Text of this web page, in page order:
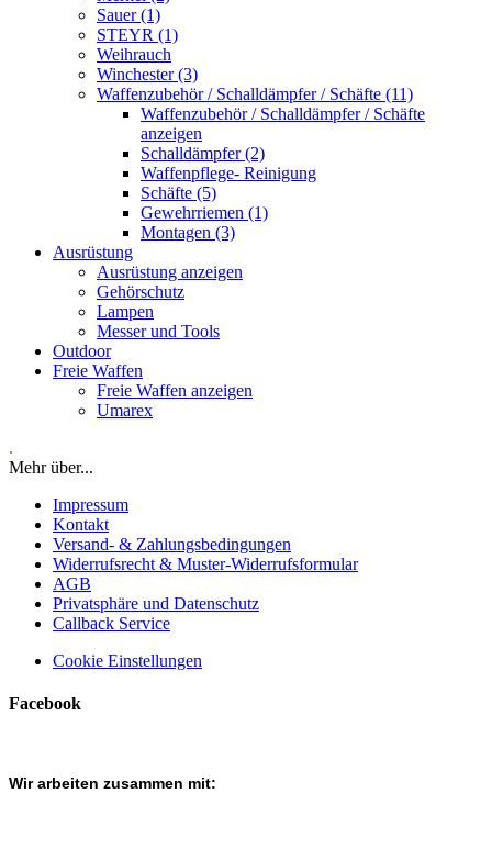
Sauer (1)
STEYR (1)
Weihrauch
Winchester (3)
Waffenzubehör / Schalldämpfer / Schäfte (11)
Waffenzubehör / Schalldämpfer / Schäfte
anzeigen
Schalldämpfer (2)
Waffenpflege- Reinigung
Schäfte (5)
Gewehrriemen (1)
Montagen (3)
Ausrüstung
Ausrüstung anzeigen
Gehörschutz
Lampen
Messer und Tools
Outdoor
Freie Waffen
Freie Waffen anzeigen
Umarex
.
Mehr über...
Impressum
Kontakt
Versand- & Zahlungsbedingungen
Widerrufsrecht & Muster-Widerrufsformular
AGB
Privatsphäre und Datenschutz
Callback Service
Cookie Einstellungen
Facebook
Wir arbeiten zusammen mit: